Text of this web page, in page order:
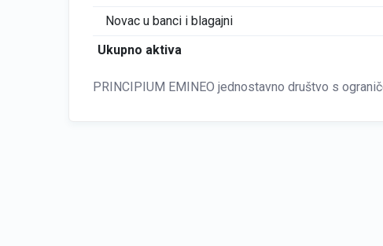
Novac u banci i blagajni
Ukupno aktiva
PRINCIPIUM EMINEO jednostavno društvo s